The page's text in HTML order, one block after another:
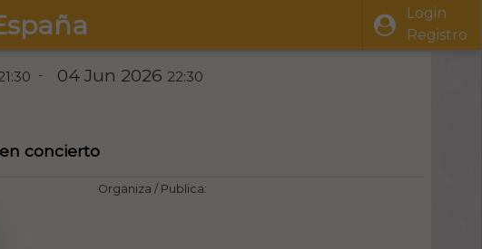
Login
Registro
- 04 Jun 2026 22:30
concierto
Organiza / Publica: